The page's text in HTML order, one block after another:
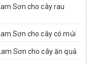
Sơn cho cây rau
Sơn cho cây có múi
Sơn cho cây ăn quả